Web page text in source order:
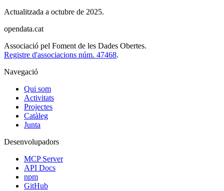
Actualitzada a octubre de 2025.
opendata.cat
Associació pel Foment de les Dades Obertes.
Registre d'associacions núm. 47468.
Navegació
Qui som
Activitats
Projectes
Catàleg
Junta
Desenvolupadors
MCP Server
API Docs
npm
GitHub